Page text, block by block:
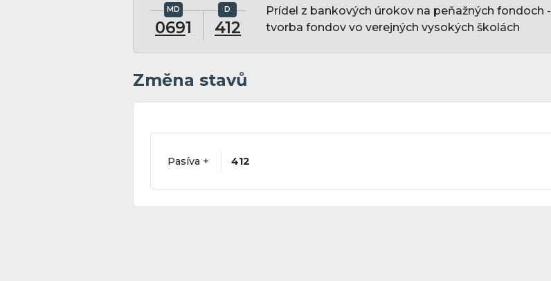
0691 412
Prídel z bankových úrokov na peňažných fondoch -
tvorba fondov vo verejných vysokých školách
Změna stavů
Pasíva + 412